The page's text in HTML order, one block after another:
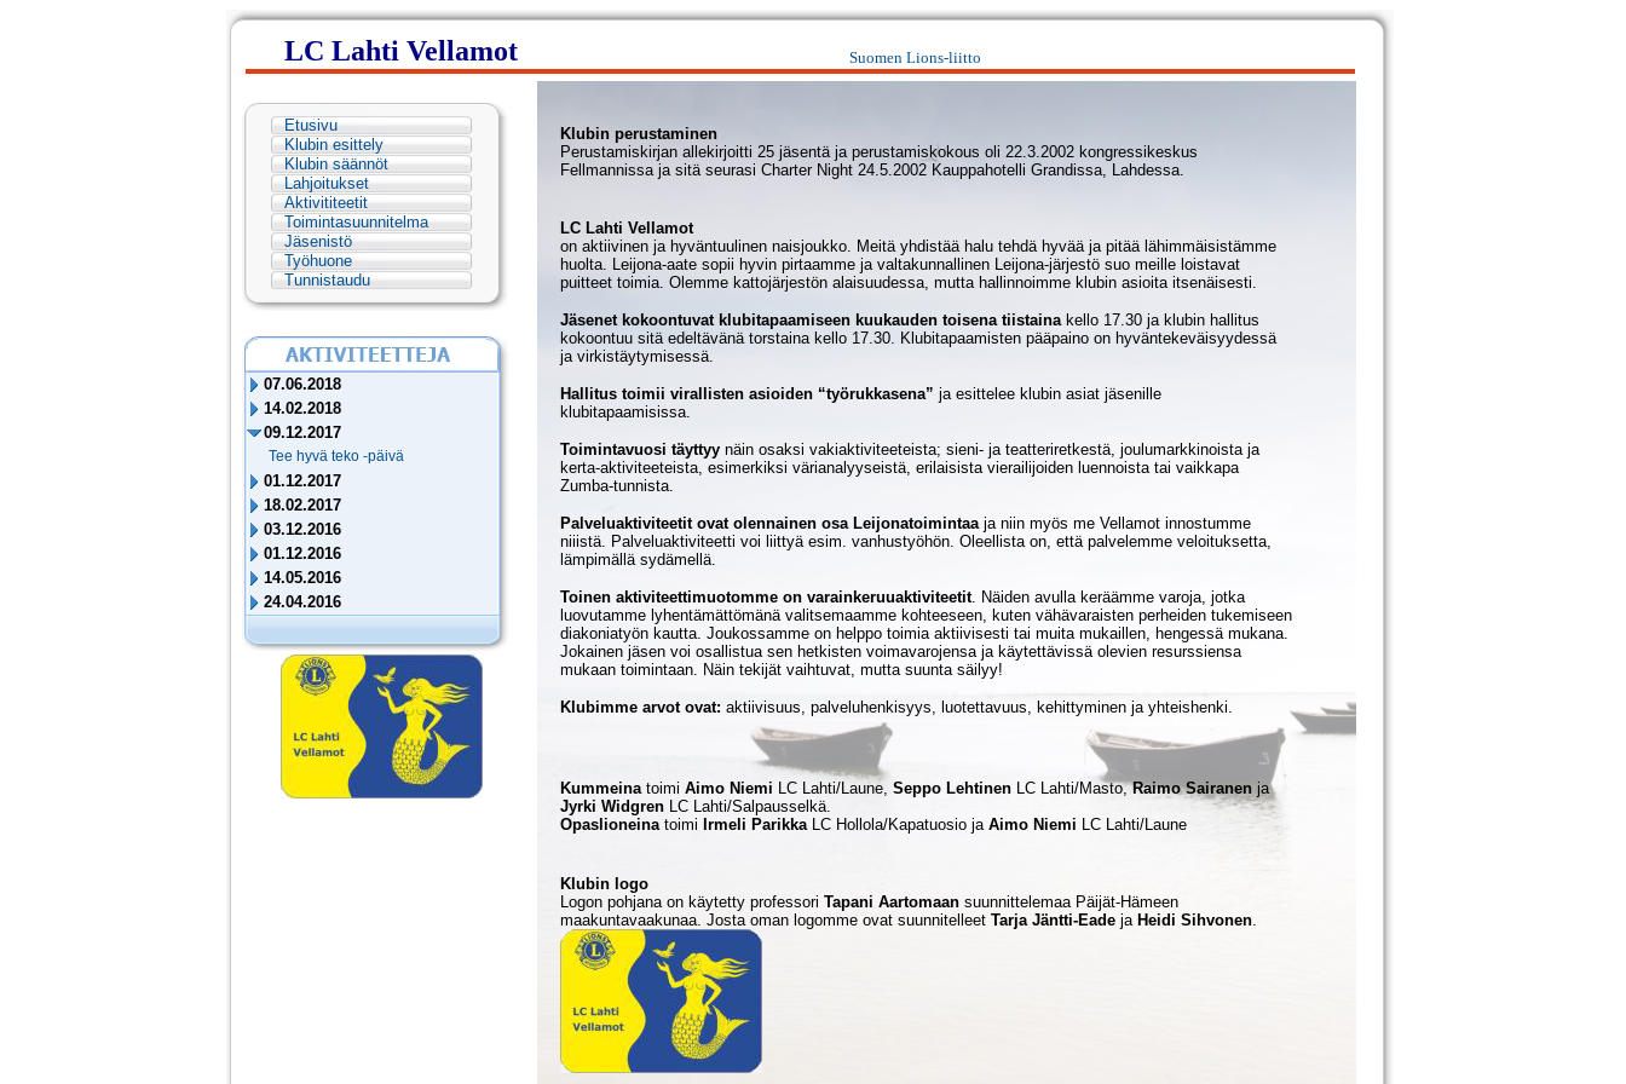
LC Lahti Vellamot Suomen Lions-liitto
Etusivu
Klubin esittely
Klubin säännöt
Lahjoitukset
Aktivititeetit
Toimintasuunnitelma
Jäsenistö
Työhuone
Tunnistaudu
07.06.2018
14.02.2018
09.12.2017
Tee hyvä teko -päivä
01.12.2017
18.02.2017
03.12.2016
01.12.2016
14.05.2016
24.04.2016
Klubin perustaminen
Perustamiskirjan allekirjoitti 25 jäsentä ja perustamiskokous oli 22.3.2002 kongressikeskus
Fellmannissa ja sitä seurasi Charter Night 24.5.2002 Kauppahotelli Grandissa, Lahdessa.
LC Lahti Vellamot
on aktiivinen ja hyväntuulinen naisjoukko. Meitä yhdistää halu tehdä hyvää ja pitää lähimmäisistämme
huolta. Leijona-aate sopii hyvin pirtaamme ja valtakunnallinen Leijona-järjestö suo meille loistavat
puitteet toimia. Olemme kattojärjestön alaisuudessa, mutta hallinnoimme klubin asioita itsenäisesti.
Jäsenet kokoontuvat klubitapaamiseen kuukauden toisena tiistainakello 17.30 ja klubin hallitus
kokoontuu sitä edeltävänä torstaina kello 17.30. Klubitapaamisten pääpaino on hyväntekeväisyydessä
ja virkistäytymisessä.
Hallitus toimii virallisten asioiden “työrukkasena” ja esittelee klubin asiat jäsenille
klubitapaamisissa.
Toimintavuosi täyttyy näin osaksi vakiaktiviteeteista; sieni- ja teatteriretkestä, joulumarkkinoista ja
kerta-aktiviteeteista, esimerkiksi värianalyyseistä, erilaisista vierailijoiden luennoista tai vaikkapa
Zumba-tunnista.
Palveluaktiviteetit ovat olennainen osa Leijonatoimintaa ja niin myös me Vellamot innostumme
niiistä. Palveluaktiviteetti voi liittyä esim. vanhustyöhön. Oleellista on, että palvelemme veloituksetta,
lämpimällä sydämellä.
Toinen aktiviteettimuotomme on varainkeruuaktiviteetit. Näiden avulla keräämme varoja, jotka
luovutamme lyhentämättömänä valitsemaamme kohteeseen, kuten vähävaraisten perheiden tukemiseen
diakoniatyön kautta. Joukossamme on helppo toimia aktiivisesti tai muita mukaillen, hengessä mukana.
Jokainen jäsen voi osallistua sen hetkisten voimavarojensa ja käytettävissä olevien resurssiensa
mukaan toimintaan. Näin tekijät vaihtuvat, mutta suunta säilyy!
Klubimme arvot ovat: aktiivisuus, palveluhenkisyys, luotettavuus, kehittyminen ja yhteishenki.
Kummeinatoimi Aimo Niemi LC Lahti/Laune, Seppo Lehtinen LC Lahti/Masto,Raimo Sairanen ja
Jyrki Widgren LC Lahti/Salpausselkä.
Opaslioneina toimi Irmeli ParikkaLC Hollola/Kapatuosio ja Aimo Niemi LC Lahti/Laune
Klubin logo
Logon pohjana on käytetty professori Tapani Aartomaan suunnittelemaa Päijät-Hämeen
maakuntavaakunaa. Josta oman logomme ovat suunnitelleet Tarja Jäntti-Eade ja Heidi Sihvonen.